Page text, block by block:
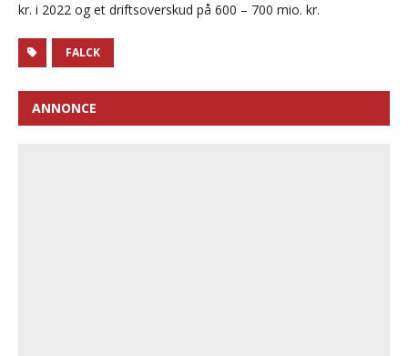
kr. i 2022 og et driftsoverskud på 600 – 700 mio. kr.
FALCK
ANNONCE